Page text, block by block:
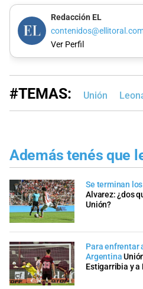
Redacción EL
Ver Perfil
#TEMAS: Unión
Además tenés que
Se terminan
Alvarez: ¿dos
Unión?
Para enfrentar
Argentina
Estigarribia y a